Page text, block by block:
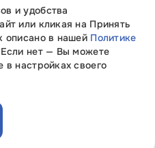
«Свобода мысли»
на данном сайте, носит
характер, не является
согласно ст. 435, п. 2 ст.
и удобства
или кликая на Принять
описано в нашей Политике
Если нет — Вы можете
в настройках своего